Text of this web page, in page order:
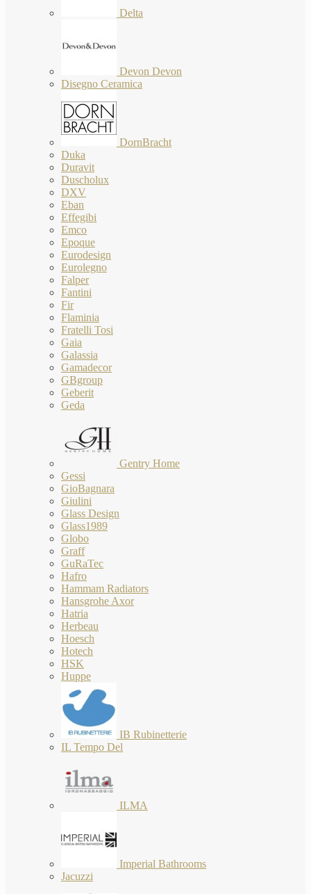
Delta
Devon Devon
Disegno Ceramica
DornBracht
Duka
Duravit
Duscholux
DXV
Eban
Effegibi
Emco
Epoque
Eurodesign
Eurolegno
Falper
Fantini
Fir
Flaminia
Fratelli Tosi
Gaia
Galassia
Gamadecor
GBgroup
Geberit
Geda
Gentry Home
Gessi
GioBagnara
Giulini
Glass Design
Glass1989
Globo
Graff
GuRaTec
Hafro
Hammam Radiators
Hansgrohe Axor
Hatria
Herbeau
Hoesch
Hotech
HSK
Huppe
IB Rubinetterie
IL Tempo Del
ILMA
Imperial Bathrooms
Jacuzzi